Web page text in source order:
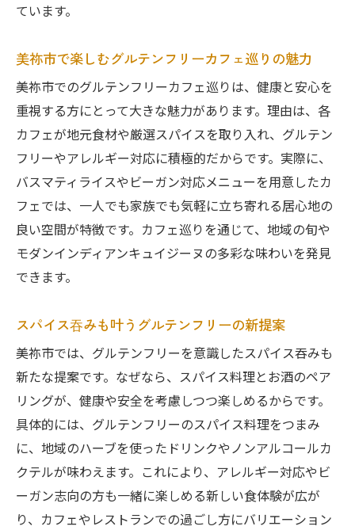
ツ
バスマティライスで楽しむグルテンフリー
の工夫
アレルギーにも配慮したビリヤニの味わい
方
地域産食材とバスマティライスの相性を考
察
安全な調理で広がるスパイス料理の魅力
地元食材を使った安心のスパイス料理体験
健康を意識したスパイス料理選びのポイント
健康志向のグルテンフリースパイス料理選
定術
カレーやハーブ料理で叶える美味しい健康
地産地消のスパイス料理で安心な食卓
アレルギー対応も満たすスパイス選びの秘
訣
ています。
美祢市で楽しむグルテンフリーカフェ巡りの魅力
美祢市でのグルテンフリーカフェ巡りは、健康と安心を
重視する方にとって大きな魅力があります。理由は、各
カフェが地元食材や厳選スパイスを取り入れ、グルテン
フリーやアレルギー対応に積極的だからです。実際に、
バスマティライスやビーガン対応メニューを用意したカ
フェでは、一人でも家族でも気軽に立ち寄れる居心地の
良い空間が特徴です。カフェ巡りを通じて、地域の旬や
モダンインディアンキュイジーヌの多彩な味わいを発見
できます。
スパイス吞みも叶うグルテンフリーの新提案
美祢市では、グルテンフリーを意識したスパイス吞みも
新たな提案です。なぜなら、スパイス料理とお酒のペア
リングが、健康や安全を考慮しつつ楽しめるからです。
具体的には、グルテンフリーのスパイス料理をつまみ
に、地域のハーブを使ったドリンクやノンアルコールカ
クテルが味わえます。これにより、アレルギー対応やビ
ーガン志向の方も一緒に楽しめる新しい食体験が広が
り、カフェやレストランでの過ごし方にバリエーション